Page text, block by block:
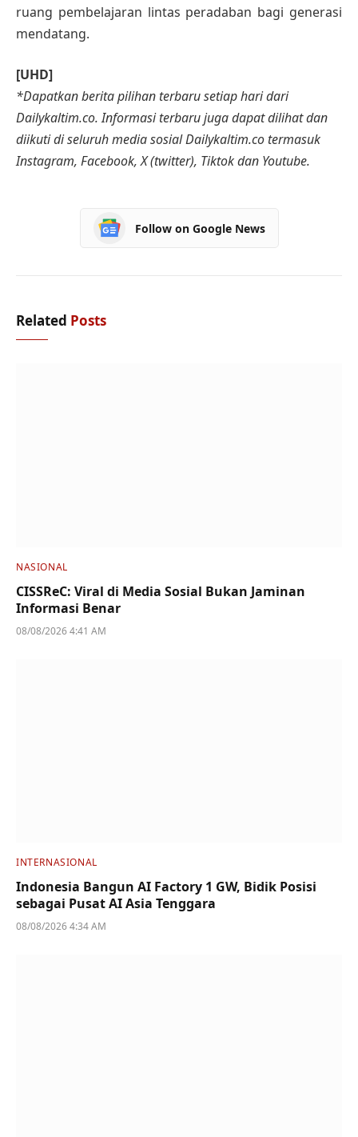
ruang pembelajaran lintas peradaban bagi generasi
mendatang.
[UHD]
*Dapatkan berita pilihan terbaru setiap hari dari
Dailykaltim.co. Informasi terbaru juga dapat dilihat dan
diikuti di seluruh media sosial Dailykaltim.co termasuk
Instagram, Facebook, X (twitter), Tiktok dan Youtube.
Follow on Google News
Related Posts
NASIONAL
CISSReC: Viral di Media Sosial Bukan Jaminan
Informasi Benar
08/08/2026 4:41 AM
INTERNASIONAL
Indonesia Bangun AI Factory 1 GW, Bidik Posisi
sebagai Pusat AI Asia Tenggara
08/08/2026 4:34 AM